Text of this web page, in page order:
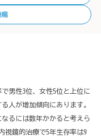
瘍
男性3位、女性5位と上位に
人が増加傾向にあります。
るには数年かかると考えら
視鏡的治療で5年生存率は9